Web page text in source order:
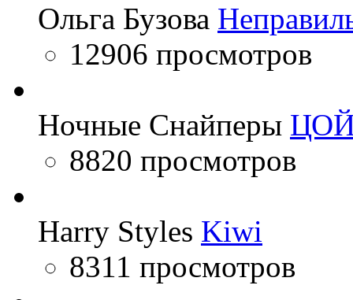
Ольга Бузова
12906 просмотров
Ночные Снайперы
8820 просмотров
Harry Styles Kiwi
8311 просмотров